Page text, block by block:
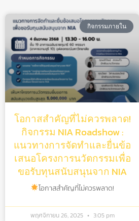
กิจกรรมภายใน
โอกาสสำคัญที่ไม่ควรพลาด!
กิจกรรม NIA Roadshow :
แนวทางการจัดทำและยื่นข้อ
เสนอโครงการนวัตกรรมเพื่อ
ขอรับทุนสนับสนุนจาก NIA
โอกาสสำคัญที่ไม่ควรพลาด!
พฤศจิกายน 26, 2025 3:05 pm